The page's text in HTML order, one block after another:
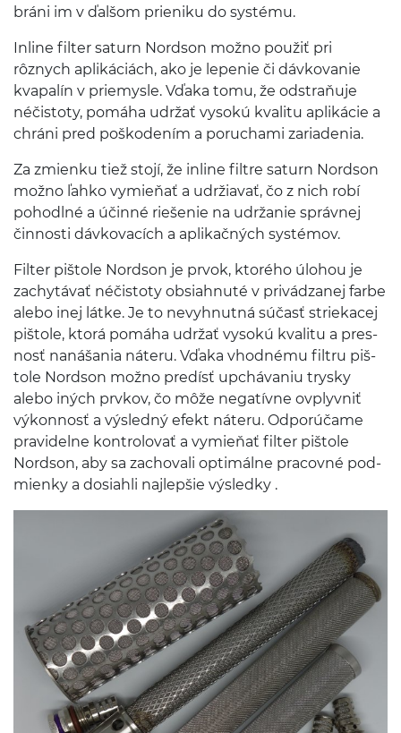
bráni im v ďalšom prieniku do systému.
Inline fil­ter sat­urn Nord­son možno použiť pri
rôznych apliká­ciách, ako je lep­e­nie či dávko­vanie
kva­palín v priemysle. Vďaka tomu, že odstraňuje
néčis­toty, pomáha udržať vysokú kval­itu apliká­cie a
chráni pred poško­dením a poruchami zariadenia.
Za zmienku tiež stojí, že inline fil­tre sat­urn Nord­son
možno ľahko vymieňať a udrži­avať, čo z nich robí
pohodlné a účinné rieše­nie na udržanie správnej
čin­nosti dávko­vacích a aplikačných systémov.
Fil­ter piš­tole Nord­son je prvok, ktorého úlo­hou je
zachytá­vať néčis­toty obsi­ah­nuté v privádzanej farbe
alebo inej látke. Je to nevy­h­nutná súčasť striekacej
piš­tole, ktorá pomáha udržať vysokú kval­itu a pres­
nosť nanáša­nia náteru. Vďaka vhod­nému fil­tru piš­
tole Nord­son možno predísť upchá­va­niu trysky
alebo iných prvkov, čo môže negatívne ovplyvniť
výkon­nosť a výsledný efekt náteru. Odporúčame
pravidelne kon­trolo­vať a vymieňať fil­ter piš­tole
Nord­son, aby sa zachovali opti­málne pra­covné pod­
mienky a dosi­ahli najlepšie výsledky .